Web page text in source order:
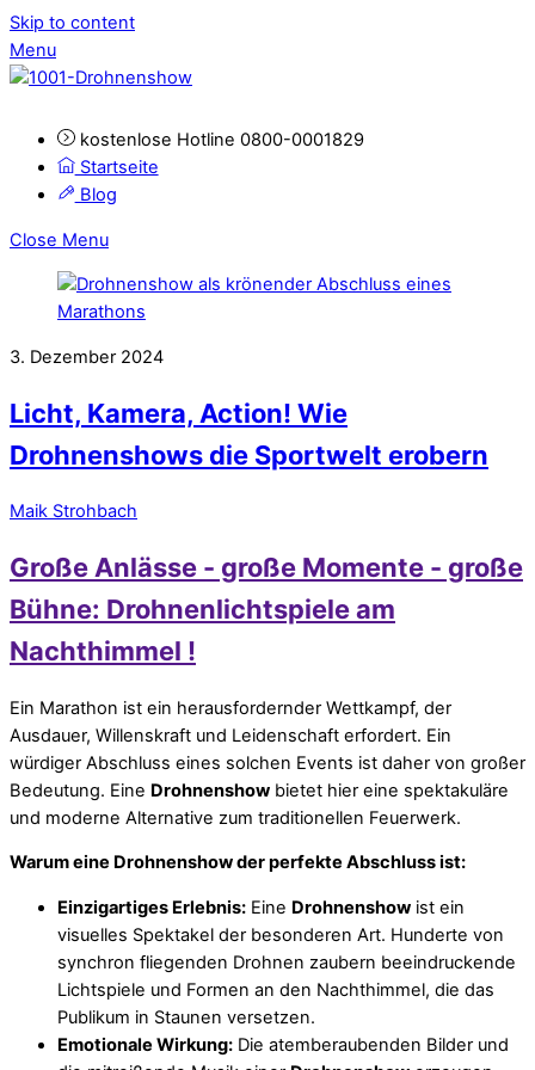
Skip to content
Menu
kostenlose Hotline 0800-0001829
Startseite
Blog
Close Menu
3. Dezember 2024
Licht, Kamera, Action! Wie
Drohnenshows die Sportwelt erobern
Maik Strohbach
Große Anlässe - große Momente - große
Bühne: Drohnenlichtspiele am
Nachthimmel !
Ein Marathon ist ein herausfordernder Wettkampf, der
Ausdauer, Willenskraft und Leidenschaft erfordert. Ein
würdiger Abschluss eines solchen Events ist daher von großer
Bedeutung. Eine Drohnenshow bietet hier eine spektakuläre
und moderne Alternative zum traditionellen Feuerwerk.
Warum eine Drohnenshow der perfekte Abschluss ist:
Einzigartiges Erlebnis: Eine Drohnenshow ist ein
visuelles Spektakel der besonderen Art. Hunderte von
synchron fliegenden Drohnen zaubern beeindruckende
Lichtspiele und Formen an den Nachthimmel, die das
Publikum in Staunen versetzen.
Emotionale Wirkung: Die atemberaubenden Bilder und